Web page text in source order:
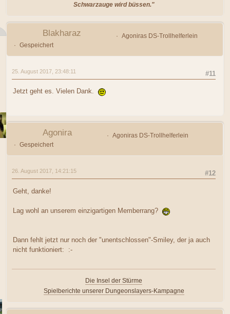
Schwarzauge wird büssen."
Blakharaz
Agoniras DS-Trollhelferlein
Gespeichert
#11
25. August 2017, 23:48:11
Jetzt geht es. Vielen Dank.
Agonira
Agoniras DS-Trollhelferlein
Gespeichert
#12
26. August 2017, 14:21:15
Geht, danke!
Lag wohl an unserem einzigartigen Memberrang?
Dann fehlt jetzt nur noch der "unentschlossen"-Smiley, der ja auch
nicht funktioniert: :-
Die Insel der Stürme
Spielberichte unserer Dungeonslayers-Kampagne